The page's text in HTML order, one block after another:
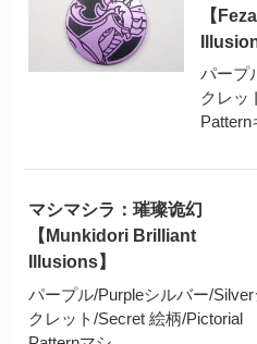
【
パープ
クレッ
Pattern
マシマシラ：璀璨诡幻
【Munkidori Brilliant
Illusions】
パープル/Purpleシルバー/Silver
クレット/Secret 絵柄/Pictorial